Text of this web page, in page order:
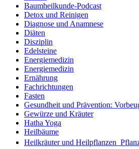
Baumheilkunde-Podcast
Detox und Reinigen
Diagnose und Anamnese
Diäten
Disziplin
Edelsteine
Energiemedizin
Energiemedizin
Ernährung
Fachrichtungen
Fasten
Gesundheit und Prävention:
Gewürze und Kräuter
Hatha Yoga
Heilbäume
Heilkräuter und Heilpflanzen 